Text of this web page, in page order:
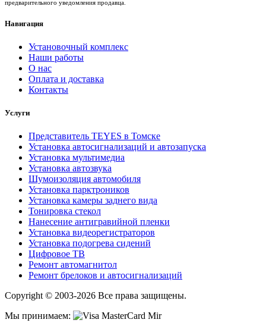
предварительного уведомления продавца.
Навигация
Установочный комплекс
Наши работы
О нас
Оплата и доставка
Контакты
Услуги
Представитель TEYES в Томске
Установка автосигнализаций и автозапуска
Установка мультимедиа
Установка автозвука
Шумоизоляция автомобиля
Установка парктроников
Установка камеры заднего вида
Тонировка стекол
Нанесение антигравийной пленки
Установка видеорегистраторов
Установка подогрева сидений
Цифровое ТВ
Ремонт автомагнитол
Ремонт брелоков и автосигнализаций
Copyright © 2003-2026 Все права защищены.
Мы принимаем: